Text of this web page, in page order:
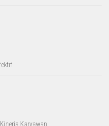
Karyawan